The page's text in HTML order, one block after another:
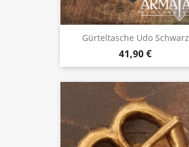
Gürteltasche Udo Schwarz
41,90 €